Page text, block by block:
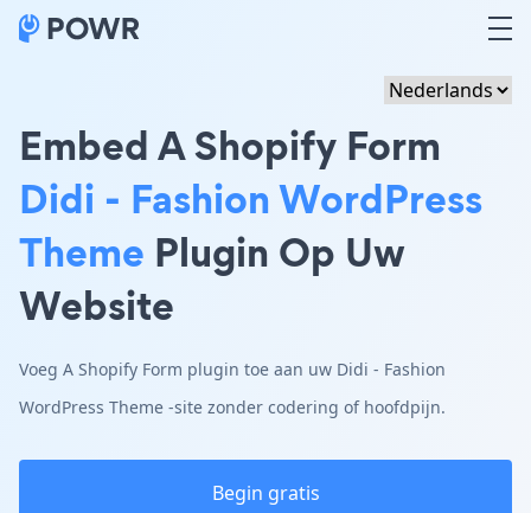
Embed A Shopify Form
Didi - Fashion WordPress
Theme Plugin Op Uw
Website
Voeg A Shopify Form plugin toe aan uw Didi - Fashion
WordPress Theme -site zonder codering of hoofdpijn.
Begin gratis